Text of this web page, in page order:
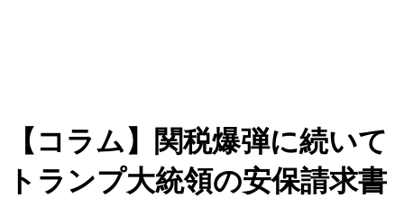
【コラム】関税爆弾に続いて
トランプ大統領の安保請求書